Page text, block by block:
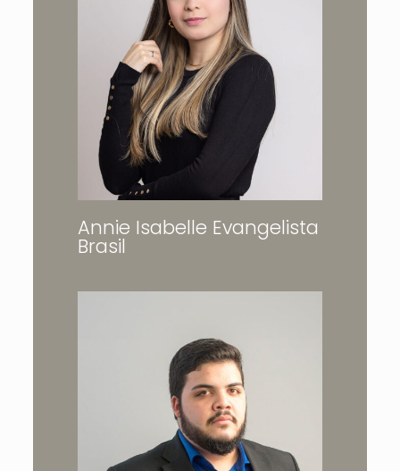
Annie Isabelle Evangelista
Brasil